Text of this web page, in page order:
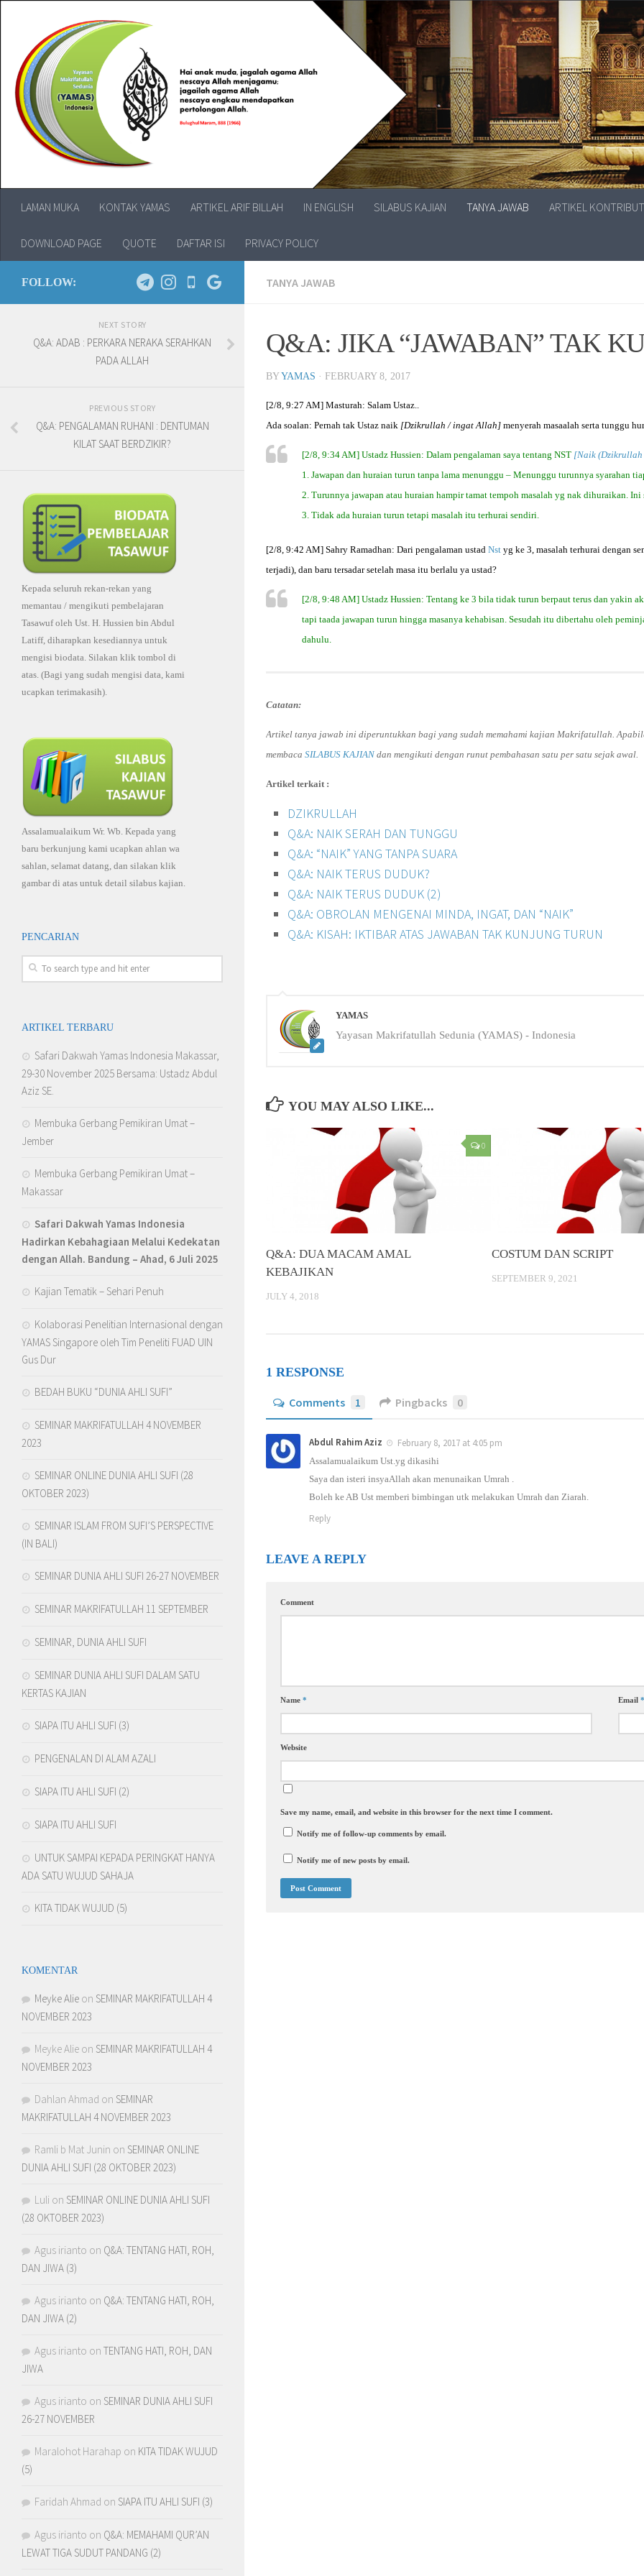
LAMAN MUKA KONTAK YAMAS ARTIKEL ARIF BILLAH IN ENGLISH SILABUS KAJIAN TANYA JAWAB ARTIKEL
DOWNLOAD PAGE QUOTE DAFTAR ISI PRIVACY POLICY
TANYA JAWAB
Q&A: JIKA “JAWABAN” TAK
BYYAMAS · FEBRUARY 8, 2017
[2/8, 9:27 AM] ‪Masturah: Salam Ustaz..
Ada soalan: Pernah tak Ustaz naik [Dzikrullah / ingat Allah] menyerah masaalah serta tunggu
[2/8, 9:34 AM] Ustadz Hussien: Dalam pengalaman saya tentang NST [Naik (Dzikrullah
1. Jawapan dan huraian turun tanpa lama menunggu – Menunggu turunnya syarahan
2. Turunnya jawapan atau huraian hampir tamat tempoh masalah yg nak dihuraikan.
3. Tidak ada huraian turun tetapi masalah itu terhurai sendiri.
[2/8, 9:42 AM] Sahry Ramadhan: Dari pengalaman ustad Nst yg ke 3, masalah terhurai dengan
terjadi), dan baru tersadar setelah masa itu berlalu ya ustad?
[2/8, 9:48 AM] Ustadz Hussien: Tentang ke 3 bila tidak turun berpaut terus dan yakin
tapi taada jawapan turun hingga masanya kehabisan. Sesudah itu dibertahu oleh
dahulu.
Catatan:
Artikel tanya jawab ini diperuntukkan bagi yang sudah memahami kajian Makrifatullah.
membaca SILABUS KAJIAN dan mengikuti dengan runut pembahasan satu per satu sejak awal.
Artikel terkait :
DZIKRULLAH
Q&A: NAIK SERAH DAN TUNGGU
Q&A: “NAIK” YANG TANPA SUARA
Q&A: NAIK TERUS DUDUK?
Q&A: NAIK TERUS DUDUK (2)
Q&A: OBROLAN MENGENAI MINDA, INGAT, DAN “NAIK”
Q&A: KISAH: IKTIBAR ATAS JAWABAN TAK KUNJUNG TURUN
YAMAS
Yayasan Makrifatullah Sedunia (YAMAS) - Indonesia
YOU MAY ALSO LIKE...
0
Q&A: DUA MACAM AMAL
KEBAJIKAN
JULY 4, 2018
COSTUM DAN SCRIPT
SEPTEMBER 9, 2021
1 RESPONSE
Comments 1 Pingbacks 0
Abdul Rahim Aziz February 8, 2017 at 4:05 pm
Assalamualaikum Ust.yg dikasihi
Saya dan isteri insyaAllah akan menunaikan Umrah .
Boleh ke AB Ust memberi bimbingan utk melakukan Umrah dan Ziarah.
Reply
LEAVE A REPLY
Comment
Name * Email
Website
Save my name, email, and website in this browser for the next time I comment.
Notify me of follow-up comments by email.
Notify me of new posts by email.
FOLLOW:
NEXT STORY
Q&A: ADAB : PERKARA NERAKA SERAHKAN
PADA ALLAH
PREVIOUS STORY
Q&A: PENGALAMAN RUHANI : DENTUMAN
KILAT SAAT BERDZIKIR?
Kepada seluruh rekan-rekan yang
memantau / mengikuti pembelajaran
Tasawuf oleh Ust. H. Hussien bin Abdul
Latiff, diharapkan kesediannya untuk
mengisi biodata. Silakan klik tombol di
atas. (Bagi yang sudah mengisi data, kami
ucapkan terimakasih).
Assalamualaikum Wr. Wb. Kepada yang
baru berkunjung kami ucapkan ahlan wa
sahlan, selamat datang, dan silakan klik
gambar di atas untuk detail silabus kajian.
PENCARIAN
ARTIKEL TERBARU
Safari Dakwah Yamas Indonesia Makassar,
29-30 November 2025 Bersama: Ustadz Abdul
Aziz SE.
Membuka Gerbang Pemikiran Umat –
Jember
Membuka Gerbang Pemikiran Umat –
Makassar
Safari Dakwah Yamas Indonesia
Hadirkan Kebahagiaan Melalui Kedekatan
dengan Allah. Bandung – Ahad, 6 Juli 2025
Kajian Tematik – Sehari Penuh
Kolaborasi Penelitian Internasional dengan
YAMAS Singapore oleh Tim Peneliti FUAD UIN
Gus Dur
BEDAH BUKU “DUNIA AHLI SUFI”
SEMINAR MAKRIFATULLAH 4 NOVEMBER
2023
SEMINAR ONLINE DUNIA AHLI SUFI (28
OKTOBER 2023)
SEMINAR ISLAM FROM SUFI’S PERSPECTIVE
(IN BALI)
SEMINAR DUNIA AHLI SUFI 26-27 NOVEMBER
SEMINAR MAKRIFATULLAH 11 SEPTEMBER
SEMINAR, DUNIA AHLI SUFI
SEMINAR DUNIA AHLI SUFI DALAM SATU
KERTAS KAJIAN
SIAPA ITU AHLI SUFI (3)
PENGENALAN DI ALAM AZALI
SIAPA ITU AHLI SUFI (2)
SIAPA ITU AHLI SUFI
UNTUK SAMPAI KEPADA PERINGKAT HANYA
ADA SATU WUJUD SAHAJA
KITA TIDAK WUJUD (5)
KOMENTAR
Meyke Alie on SEMINAR MAKRIFATULLAH 4
NOVEMBER 2023
Meyke Alie on SEMINAR MAKRIFATULLAH 4
NOVEMBER 2023
Dahlan Ahmad on SEMINAR
MAKRIFATULLAH 4 NOVEMBER 2023
Ramli b Mat Junin on SEMINAR ONLINE
DUNIA AHLI SUFI (28 OKTOBER 2023)
Luli on SEMINAR ONLINE DUNIA AHLI SUFI
(28 OKTOBER 2023)
Agus irianto on Q&A: TENTANG HATI, ROH,
DAN JIWA (3)
Agus irianto on Q&A: TENTANG HATI, ROH,
DAN JIWA (2)
Agus irianto on TENTANG HATI, ROH, DAN
JIWA
Agus irianto on SEMINAR DUNIA AHLI SUFI
26-27 NOVEMBER
Maralohot Harahap on KITA TIDAK WUJUD
(5)
Faridah Ahmad on SIAPA ITU AHLI SUFI (3)
Agus irianto on Q&A: MEMAHAMI QUR’AN
LEWAT TIGA SUDUT PANDANG (2)